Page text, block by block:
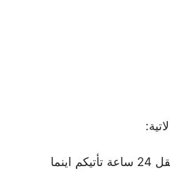
غسيل سيارات متنقل 24 ساعة تأتيكم اينما